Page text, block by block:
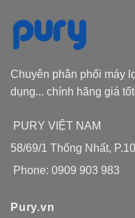
Chuyên phân phối máy
dụng... chính hãng giá tốt
PURY VIỆT NAM
58/69/1 Thống Nhất,
Phone: 0909 903 983
Pury.vn